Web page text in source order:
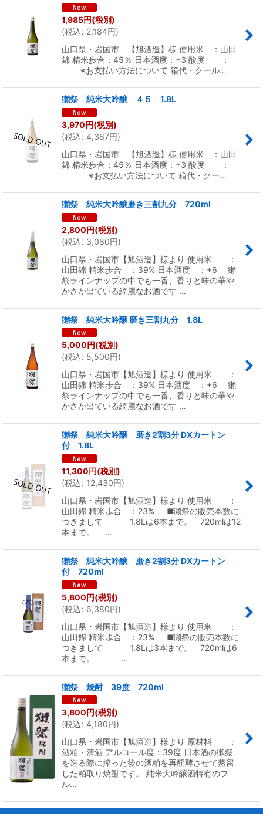
1,985円(税別)
(税込: 2,184円)
山口県・岩国市 【旭酒造】様 使用米 ：山田
錦 精米歩合：45％ 日本酒度：+3 酸度 ：
※お支払い方法について 箱代・クール…
獺祭 純米大吟醸 ４５ 1.8L
3,970円(税別)
(税込: 4,367円)
山口県・岩国市 【旭酒造】様 使用米 ：山田
錦 精米歩合：45％ 日本酒度：+3 酸度 ：
※お支払い方法について 箱代・クー…
獺祭 純米大吟醸磨き三割九分 720ml
2,800円(税別)
(税込: 3,080円)
山口県・岩国市【旭酒造】様より 使用米 ：
山田錦 精米歩合 ：39% 日本酒度 ：+6 獺
祭ラインナップの中でも一番、香りと味の華や
かさが出ている綺麗なお酒です …
獺祭 純米大吟醸 磨き三割九分 1.8L
5,000円(税別)
(税込: 5,500円)
山口県・岩国市【旭酒造】様より 使用米 ：
山田錦 精米歩合 ：39% 日本酒度 ：+6 獺
祭ラインナップの中でも一番、香りと味の華や
かさが出ている綺麗なお酒です …
獺祭 純米大吟醸 磨き2割3分 DXカートン
付 1.8L
11,300円(税別)
(税込: 12,430円)
山口県・岩国市【旭酒造】様より 使用米 ：
山田錦 精米歩合 ：23% ◼️獺祭の販売本数に
つきまして 1.8Lは6本まで。 720mlは12
本まで。 …
獺祭 純米大吟醸 磨き2割3分 DXカートン
付 720ml
5,800円(税別)
(税込: 6,380円)
山口県・岩国市【旭酒造】様より 使用米 ：
山田錦 精米歩合 ：23% ◼️獺祭の販売本数に
つきまして 1.8Lは3本まで。 720mlは6
本まで。 …
獺祭 焼酎 39度 720ml
3,800円(税別)
(税込: 4,180円)
山口県・岩国市【旭酒造】様より 原材料 ：
酒粕・清酒 アルコール度：39度 日本酒の獺祭
を造る際に搾った後の酒粕を再醗酵させて蒸留
した粕取り焼酎です。 純米大吟醸酒特有のフ
ル…